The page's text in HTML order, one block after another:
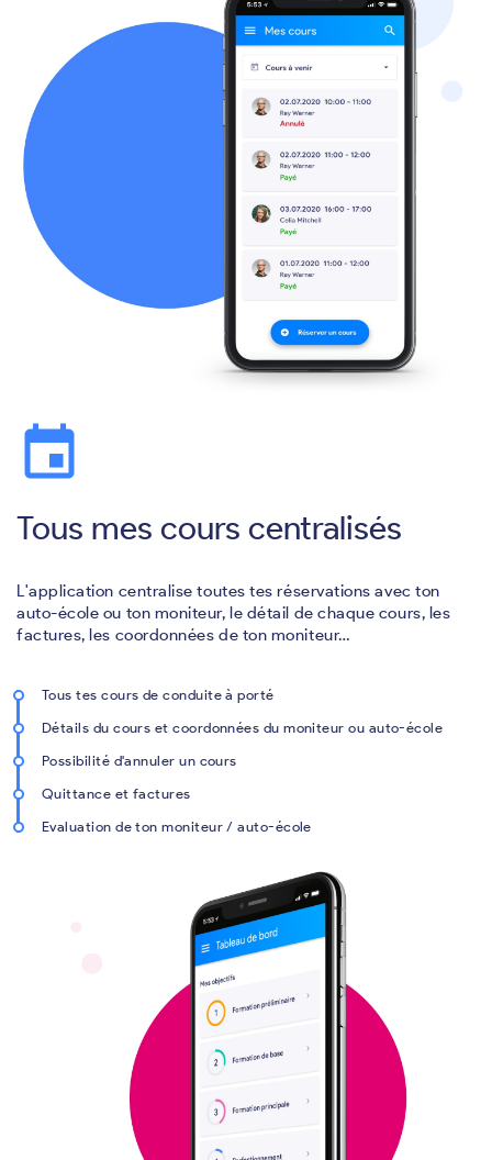
event
Tous mes cours centralisés
L'application centralise toutes tes réservations avec ton
auto-école ou ton moniteur, le détail de chaque cours, les
factures, les coordonnées de ton moniteur…
Tous tes cours de conduite à porté
Détails du cours et coordonnées du moniteur ou auto-école
Possibilité d'annuler un cours
Quittance et factures
Evaluation de ton moniteur / auto-école